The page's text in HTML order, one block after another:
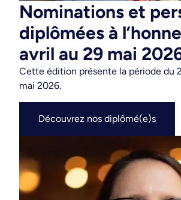
Nominations et
diplômées à
avril au 29 mai
Cette édition présente la période du
mai 2026.
Découvrez nos diplômé(e)s